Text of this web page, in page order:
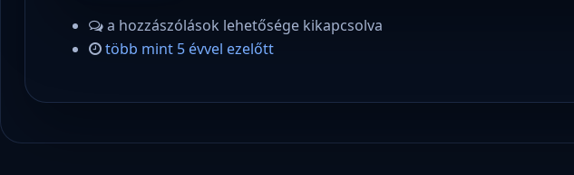
a hozzászólások lehetősége kikapcsolva
több mint 5 évvel ezelőtt